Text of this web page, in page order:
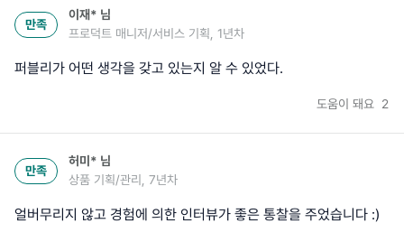
만족
이재* 님
프로덕트 매니저/서비스 기획, 1년차
퍼블리가 어떤 생각을 갖고 있는지 알 수 있었다.
도움이 돼요 2
만족
허미* 님
상품 기획/관리, 7년차
얼버무리지 않고 경험에 의한 인터뷰가 좋은 통찰을 주었습니다 :)